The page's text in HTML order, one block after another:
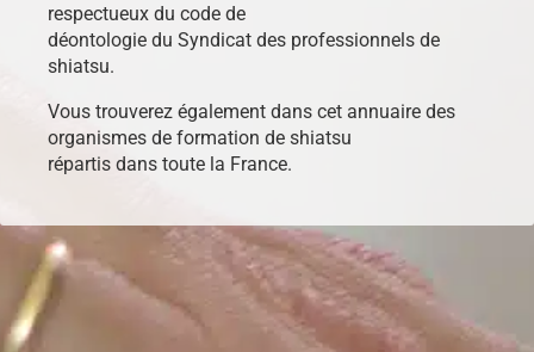
respectueux du code de
déontologie du Syndicat des professionnels de
shiatsu.
Vous trouverez également dans cet annuaire des
organismes de formation de shiatsu
répartis dans toute la France.